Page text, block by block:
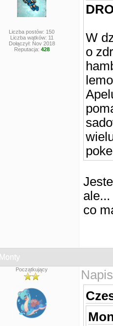
Liczba postów: 150
Liczba wątków: 11
Dołączył: Nov 2018
Reputacja: 428
W
o
ale...
co
Monty
Początkujący